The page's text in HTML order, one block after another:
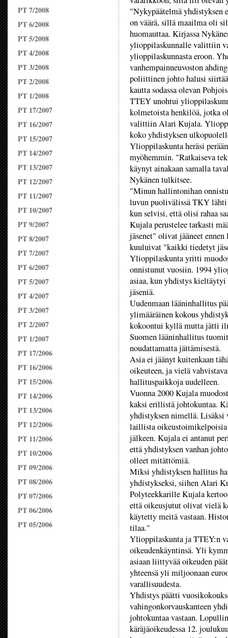
PT 7/2008
PT 6/2008
PT 5/2008
PT 4/2008
PT 3/2008
PT 2/2008
PT 1/2008
PT 17/2007
PT 16/2007
PT 15/2007
PT 14/2007
PT 13/2007
PT 12/2007
PT 11/2007
PT 10/2007
PT 9/2007
PT 8/2007
PT 7/2007
PT 6/2007
PT 5/2007
PT 4/2007
PT 3/2007
PT 2/2007
PT 1/2007
PT 17/2006
PT 16/2006
PT 15/2006
PT 14/2006
PT 13/2006
PT 12/2006
PT 11/2006
PT 10/2006
PT 09/2006
PT 08/2006
PT 07/2006
PT 06/2006
PT 05/2006
"Nykypäätelmä yhdistyksen
on väärä, sillä maailma oli
huomauttaa. Kirjassa
ylioppilaskunnalle valittiin
ylioppilaskunnasta eroon.
vanhempainneuvoston
poliittinen johto halusi
kautta sodassa olevan
TTEY unohtui
kolmetoista henkilöä, jotka
valittiin Alari Kujala.
koko yhdistyksen
Ylioppilaskunta heräsi
myöhemmin. "Ratkaiseva
käynyt ainakaan samalla
Nykänen tulkitsee.
"Minun hallintonihan
luvun puolivälissä TKY lähti
kun selvisi, että olisi rahaa
Kujala perustelee tarkasti
jäsenet" olivat jääneet
kuuluivat "kaikki tiedetyt
Ylioppilaskunta yritti
onnistunut vuosiin. 1994
asiaa, kun yhdistys
jäseniä.
Uudenmaan lääninhallitus
ylimääräinen kokous
kokoontui kyllä mutta jätti
Suomen lääninhallitus
noudattamatta jättämisestä.
Asia ei jäänyt kuitenkaan
oikeuteen, ja vielä
hallituspaikkoja uudelleen.
Vuonna 2000 Kujala
kaksi erillistä johtokuntaa.
yhdistyksen nimellä.
laillista oikeustoimikelpoisia
jälkeen. Kujala ei antanut
että yhdistyksen vanhan
olleet mitättömiä.
Miksi yhdistyksen hallitus
yhdistykseksi, siihen Alari
Polyteekkarille Kujala
että oikeusjutut olivat vielä
käytetty meitä vastaan.
tilaa."
Ylioppilaskunta ja TTEY:n
oikeudenkäyntinsä. Yli
asiaan liittyvää oikeuden
yhteensä yli miljoonaan
varallisuudesta.
Yhdistys päätti
vahingonkorvauskanteen
johtokuntaa vastaan.
käräjäoikeudessa 12.